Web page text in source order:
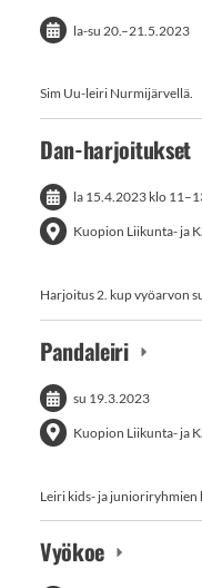
la-su 20. –21.5.2023
Sim Uu-leiri Nurmijärvellä.
Dan-harjoitukset
la 15.4.2023 klo 11–
Kuopion Liikunta- ja
Harjoitus 2. kup vyöarvon
Pandaleiri
su 19.3.2023
Kuopion Liikunta- ja
Leiri kids- ja junioriryhmien
Vyökoe